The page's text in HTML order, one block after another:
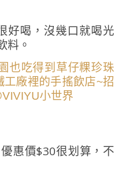
好喝，沒幾口就喝光
料。
惠價$30很划算，不